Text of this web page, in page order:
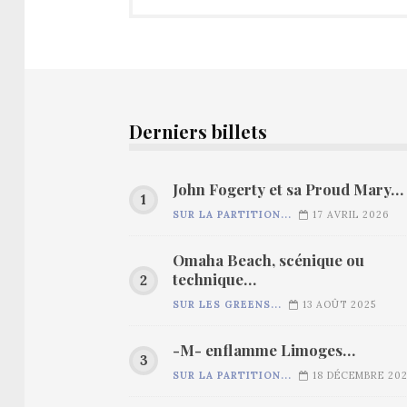
Derniers billets
John Fogerty et sa Proud Mary…
SUR LA PARTITION... 17 AVRIL 2026
Omaha Beach, scénique ou
technique…
SUR LES GREENS... 13 AOÛT 2025
-M- enflamme Limoges…
SUR LA PARTITION... 18 DÉCEMBRE